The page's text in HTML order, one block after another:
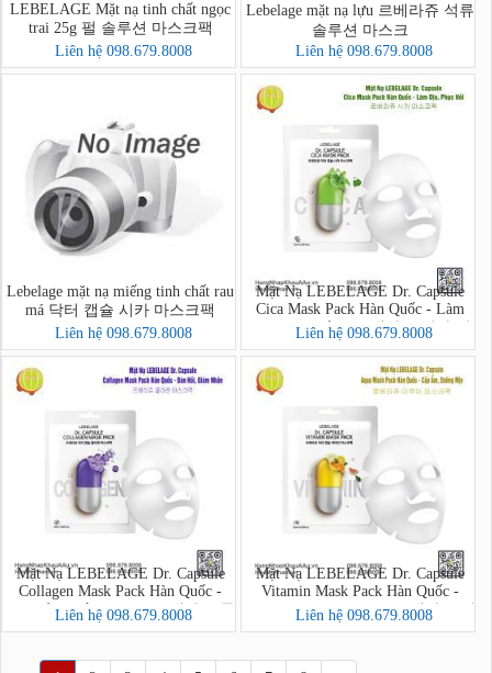
LEBELAGE Mặt nạ tinh chất ngọc
trai 25g 펄 솔루션 마스크팩
Liên hệ 098.679.8008
Lebelage mặt nạ lựu 르베라쥬 석류
솔루션 마스크
Liên hệ 098.679.8008
Lebelage mặt nạ miếng tinh chất rau
má 닥터 캡슐 시카 마스크팩
Liên hệ 098.679.8008
Mặt Nạ LEBELAGE Dr. Capsule
Cica Mask Pack Hàn Quốc - Làm
Dịu, Phục Hồi - 르베라쥬 시카 마
스크팩
Liên hệ 098.679.8008
Mặt Nạ LEBELAGE Dr. Capsule
Collagen Mask Pack Hàn Quốc -
Đàn Hồi, Giảm Nhăn - 르베라쥬 콜
라겐 마스크팩
Liên hệ 098.679.8008
Mặt Nạ LEBELAGE Dr. Capsule
Vitamin Mask Pack Hàn Quốc -
Dưỡng Da, Sáng Mịn - 르베라쥬 비
타민 마스크팩
Liên hệ 098.679.8008